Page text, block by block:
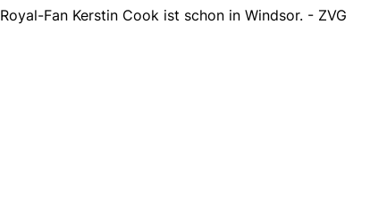
Royal-Fan Kerstin Cook ist schon in Windsor. - ZVG